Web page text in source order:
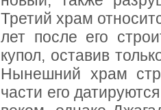
Третий храм
лет после его
купол, оставив
Нынешний храм
части его